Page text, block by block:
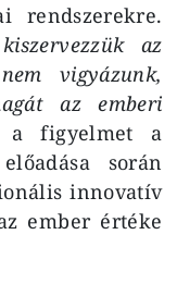
rendszerekre.
az
vigyázunk,
az emberi
figyelmet a
során
innovatív
ember értéke